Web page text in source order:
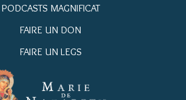
PODCASTS MAGNIFICAT
FAIRE UN DON
FAIRE UN LEGS